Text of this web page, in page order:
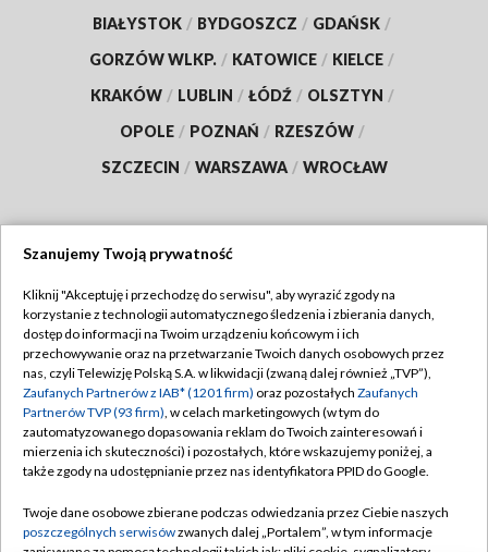
BIAŁYSTOK / BYDGOSZCZ / GDAŃSK /
GORZÓW WLKP. / KATOWICE / KIELCE /
KRAKÓW / LUBLIN / ŁÓDŹ / OLSZTYN /
OPOLE / POZNAŃ / RZESZÓW /
SZCZECIN / WARSZAWA / WROCŁAW
TVP
Abonament TVP
Emisja w TVP
Centrum informacji TVP
Naziemna Telewizja Cyfrowa
Rada Programowa
Regulamin TVP
Polityka prywatności
Moje zgody
Pomoc
Kontakt
Szanujemy Twoją prywatność
Kliknij "Akceptuję i przechodzę do serwisu", aby wyrazić zgody na
korzystanie z technologii automatycznego śledzenia i zbierania danych,
dostęp do informacji na Twoim urządzeniu końcowym i ich
przechowywanie oraz na przetwarzanie Twoich danych osobowych przez
nas, czyli Telewizję Polską S.A. w likwidacji (zwaną dalej również „TVP”),
Zaufanych Partnerów z IAB* (1201 firm) oraz pozostałych Zaufanych
Partnerów TVP (93 firm), w celach marketingowych (w tym do
zautomatyzowanego dopasowania reklam do Twoich zainteresowań i
mierzenia ich skuteczności) i pozostałych, które wskazujemy poniżej, a
także zgody na udostępnianie przez nas identyfikatora PPID do Google.
Twoje dane osobowe zbierane podczas odwiedzania przez Ciebie naszych
poszczególnych serwisówzwanych dalej „Portalem”, w tym informacje